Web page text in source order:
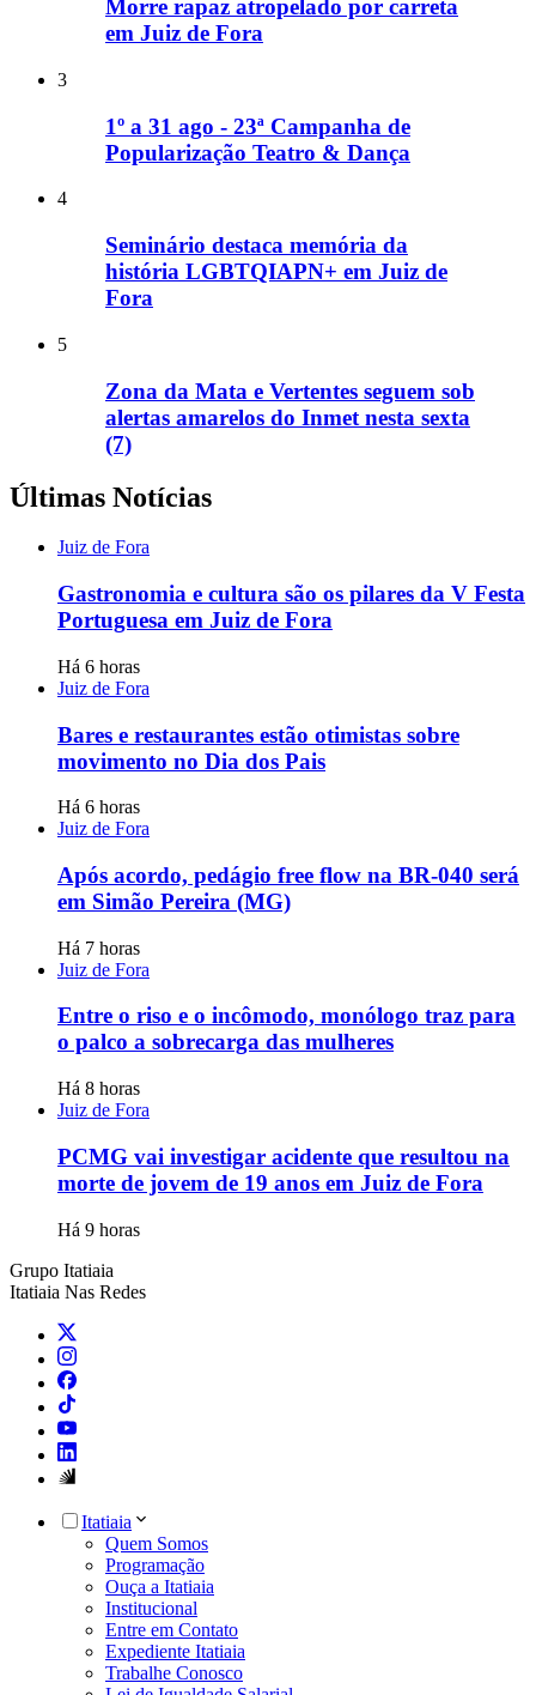
Morre rapaz atropelado por carreta
em Juiz de Fora
3
1º a 31 ago - 23ª Campanha de
Popularização Teatro & Dança
4
Seminário destaca memória da
história LGBTQIAPN+ em Juiz de
Fora
5
Zona da Mata e Vertentes seguem sob
alertas amarelos do Inmet nesta sexta
(7)
Últimas Notícias
Juiz de Fora
Gastronomia e cultura são os pilares da V Festa
Portuguesa em Juiz de Fora
Há 6 horas
Juiz de Fora
Bares e restaurantes estão otimistas sobre
movimento no Dia dos Pais
Há 6 horas
Juiz de Fora
Após acordo, pedágio free flow na BR-040 será
em Simão Pereira (MG)
Há 7 horas
Juiz de Fora
Entre o riso e o incômodo, monólogo traz para
o palco a sobrecarga das mulheres
Há 8 horas
Juiz de Fora
PCMG vai investigar acidente que resultou na
morte de jovem de 19 anos em Juiz de Fora
Há 9 horas
Grupo Itatiaia
Itatiaia Nas Redes
Itatiaia
Quem Somos
Programação
Ouça a Itatiaia
Institucional
Entre em Contato
Expediente Itatiaia
Trabalhe Conosco